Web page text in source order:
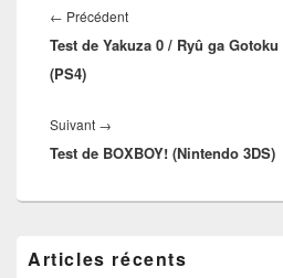
de
l’article
← PrécédentArticle
précédent :
Test de Yakuza 0 / Ryû ga
(PS4)
Suivant →
suivant :
Test de BOXBOY! (Nintendo 3DS)
principale
Articles récents